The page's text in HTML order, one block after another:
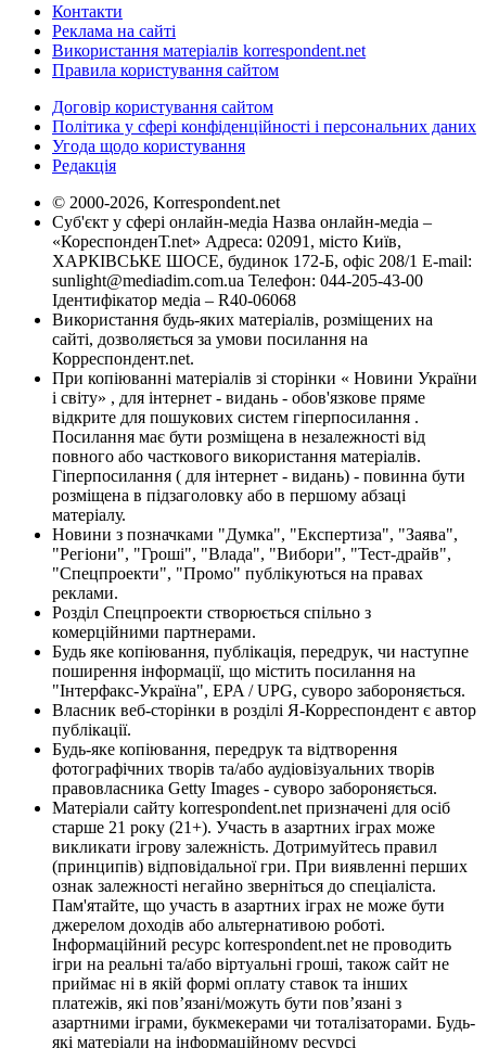
Контакти
Реклама на сайті
Використання матеріалів korrespondent.net
Правила користування сайтом
Договір користування сайтом
Політика у сфері конфіденційності і персональних даних
Угода щодо користування
Редакція
© 2000-2026, Korrespondent.net
Суб'єкт у сфері онлайн-медіа Назва онлайн-медіа –
«КореспонденТ.net» Адреса: 02091, місто Київ,
ХАРКІВСЬКЕ ШОСЕ, будинок 172-Б, офіс 208/1 E-mail:
sunlight@mediadim.com.ua Телефон: 044-205-43-00
Ідентифікатор медіа – R40-06068
Використання будь-яких матеріалів, розміщених на
сайті, дозволяється за умови посилання на
Корреспондент.net.
При копіюванні матеріалів зі сторінки « Новини України
і світу» , для інтернет - видань - обов'язкове пряме
відкрите для пошукових систем гіперпосилання .
Посилання має бути розміщена в незалежності від
повного або часткового використання матеріалів.
Гіперпосилання ( для інтернет - видань) - повинна бути
розміщена в підзаголовку або в першому абзаці
матеріалу.
Новини з позначками "Думка", "Експертиза", "Заява",
"Регіони", "Гроші", "Влада", "Вибори", "Тест-драйв",
"Спецпроекти", "Промо" публікуються на правах
реклами.
Розділ Спецпроекти створюється спільно з
комерційними партнерами.
Будь яке копіювання, публікація, передрук, чи наступне
поширення інформації, що містить посилання на
"Інтерфакс-Україна", EPA / UPG, суворо забороняється.
Власник веб-сторінки в розділі Я-Корреспондент є автор
публікації.
Будь-яке копіювання, передрук та відтворення
фотографічних творів та/або аудіовізуальних творів
правовласника Getty Images - суворо забороняється.
Матеріали сайту korrespondent.net призначені для осіб
старше 21 року (21+). Участь в азартних іграх може
викликати ігрову залежність. Дотримуйтесь правил
(принципів) відповідальної гри. При виявленні перших
ознак залежності негайно зверніться до спеціаліста.
Пам'ятайте, що участь в азартних іграх не може бути
джерелом доходів або альтернативою роботі.
Інформаційний ресурс korrespondent.net не проводить
ігри на реальні та/або віртуальні гроші, також сайт не
приймає ні в якій формі оплату ставок та інших
платежів, які пов’язані/можуть бути пов’язані з
азартними іграми, букмекерами чи тоталізаторами. Будь-
які матеріали на інформаційному ресурсі